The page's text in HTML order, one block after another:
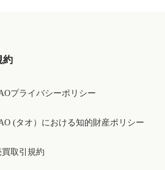
約
プライバシーポリシー
(タオ）における知的財産ポリシー
買取引規約